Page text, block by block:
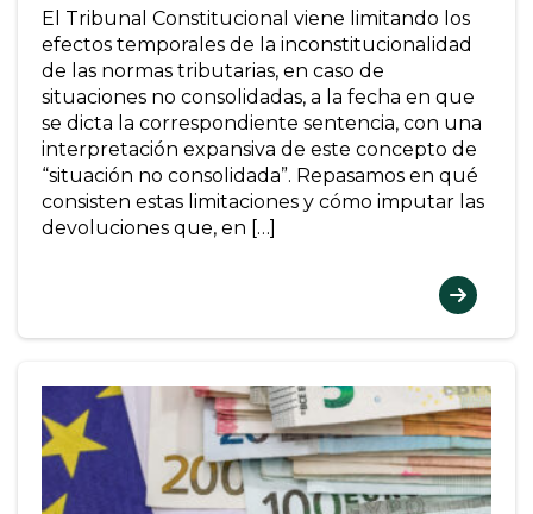
El Tribunal Constitucional viene limitando los
efectos temporales de la inconstitucionalidad
de las normas tributarias, en caso de
situaciones no consolidadas, a la fecha en que
se dicta la correspondiente sentencia, con una
interpretación expansiva de este concepto de
“situación no consolidada”. Repasamos en qué
consisten estas limitaciones y cómo imputar las
devoluciones que, en […]